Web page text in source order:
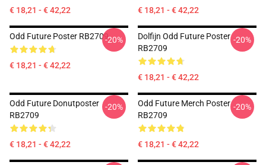
€ 18,21 - € 42,22 € 18,21 - € 42,22
Odd Future Poster RB2709
€ 18,21 - € 42,22
-20%
Dolfijn Odd Future Poster
RB2709
€ 18,21 - € 42,22
-20%
Odd Future Donutposter
RB2709
€ 18,21 - € 42,22
-20%
Odd Future Merch Poster
RB2709
€ 18,21 - € 42,22
-20%